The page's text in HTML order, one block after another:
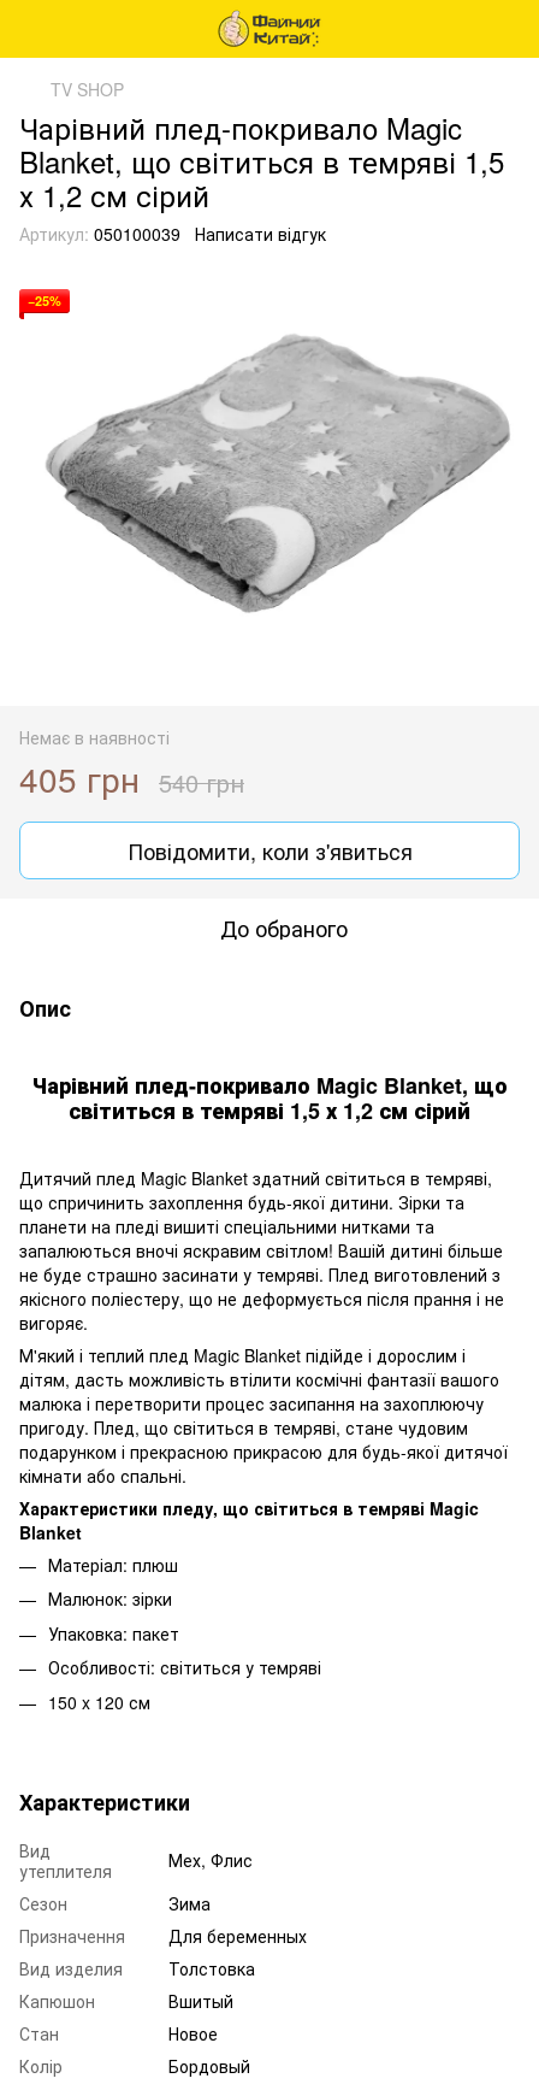
TV SHOP
Чарівний плед-покривало Magic
Blanket, що світиться в темряві 1,5
х 1,2 см сірий
Артикул: 050100039 Написати відгук
−25%
Немає в наявності
405 грн 540 грн
Повідомити, коли з'явиться
До обраного
Опис
Чарівний плед-покривало Magic Blanket, що
світиться в темряві 1,5 х 1,2 см сірий
Дитячий плед Magic Blanket здатний світиться в темряві,
що спричинить захоплення будь-якої дитини. Зірки та
планети на пледі вишиті спеціальними нитками та
запалюються вночі яскравим світлом! Вашій дитині більше
не буде страшно засинати у темряві. Плед виготовлений з
якісного поліестеру, що не деформується після прання і не
вигоряє.
М'який і теплий плед Magic Blanket підійде і дорослим і
дітям, дасть можливість втілити космічні фантазії вашого
малюка і перетворити процес засипання на захоплюючу
пригоду. Плед, що світиться в темряві, стане чудовим
подарунком і прекрасною прикрасою для будь-якої дитячої
кімнати або спальні.
Характеристики пледу, що світиться в темряві Magic
Blanket
Матеріал: плюш
Малюнок: зірки
Упаковка: пакет
Особливості: світиться у темряві
150 x 120 см
Характеристики
Вид
утеплителя
Мех, Флис
Сезон
Зима
Призначення
Для беременных
Вид изделия
Толстовка
Капюшон
Вшитый
Стан
Новое
Колір
Бордовый